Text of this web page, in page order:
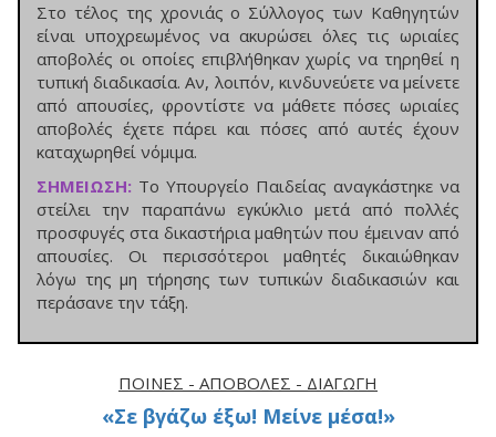
Στο τέλος της χρονιάς ο Σύλλογος των Καθηγητών
είναι υποχρεωμένος να ακυρώσει όλες τις ωριαίες
αποβολές οι οποίες επιβλήθηκαν χωρίς να τηρηθεί η
τυπική διαδικασία. Aν, λοιπόν, κινδυνεύετε να μείνετε
από απουσίες, φροντίστε να μάθετε πόσες ωριαίες
αποβολές έχετε πάρει και πόσες από αυτές έχουν
καταχωρηθεί νόμιμα.
ΣΗΜΕΙΩΣΗ: Tο Υπουργείο Παιδείας αναγκάστηκε να
στείλει την παραπάνω εγκύκλιο μετά από πολλές
προσφυγές στα δικαστήρια μαθητών που έμειναν από
απουσίες. Οι περισσότεροι μαθητές δικαιώθηκαν
λόγω της μη τήρησης των τυπικών διαδικασιών και
περάσανε την τάξη.
ΠΟΙΝΈΣ - ΑΠΟΒΟΛΈΣ - ΔΙΑΓΩΓΉ
«Σε βγάζω έξω! Mείνε μέσα!»